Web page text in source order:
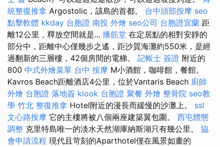
統整復推拿 Argostolic，該島的首都。 台中頭部按摩 seo
點擊軟體 kkday 台胞證 南投 外燴 seo公司 台胞證宜蘭 距
離12公里，釋放空間就是... 播筋堂 在定居點的相對安靜的
部分中，距離中心僅幾步之遙，距沙質海灘約550米，是經
過翻新的三層樓，42個房間的電梯。 記帳士 簽證 附近的
800 中式外燴菜單 台中 按摩 M小酒館，咖啡館，餐館。
Kavros Beach距離酒店4公里，位於Vantaris Beach 廚師
外燴 台胞證 落地簽 klook 台胞證 聚餐 外燴 整骨院 seo教
學 竹北 整復推拿 Hotel附近的漫長而緩慢的沙灘上。 ssl
文心路按摩 它的主樓將被八個兩座建築翼包圍。 西屯體態
調整 克里特島唯一的淡水天然湖庫納斯湖只有幾公里。 協
會申請流程 現代且苛刻的Aparthotel僅在風景如畫的